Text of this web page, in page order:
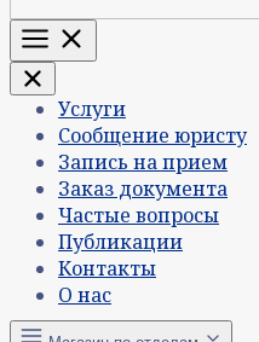
Меню
Услуги
Сообщение юристу
Запись на прием
Заказ документа
Частые вопросы
Публикации
Контакты
О нас